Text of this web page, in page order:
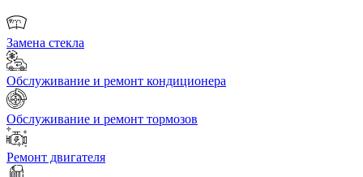
Замена стекла
Обслуживание и ремонт кондиционера
Обслуживание и ремонт тормозов
Ремонт двигателя